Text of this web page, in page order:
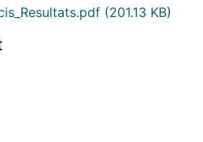
(201.13 KB)